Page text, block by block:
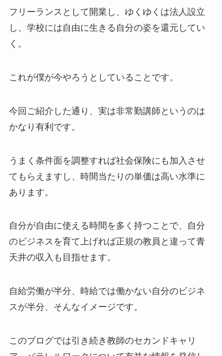
フリーランスとして開業し、ゆくゆくは法人設立
し、学校には自由に生きる自分の姿を還元してい
く。
これが僕が今やろうとしていることです。
今回ご紹介した通り、実は非常勤講師というのは
かなり有利です。
うまく条件面を調整すれば社会保険にも加入させ
てもらえますし、時間当たりの単価は高い水準に
あります。
自分が自由に使える時間を多く持つことで、自分
のビジネスを育て上げれば正規の教員と違って青
天井の収入も目指せます。
自給労働が半分、時給では働かない自分のビジネ
スが半分、そんなイメージです。
このブログでは引き続き教師のセカンドキャリ